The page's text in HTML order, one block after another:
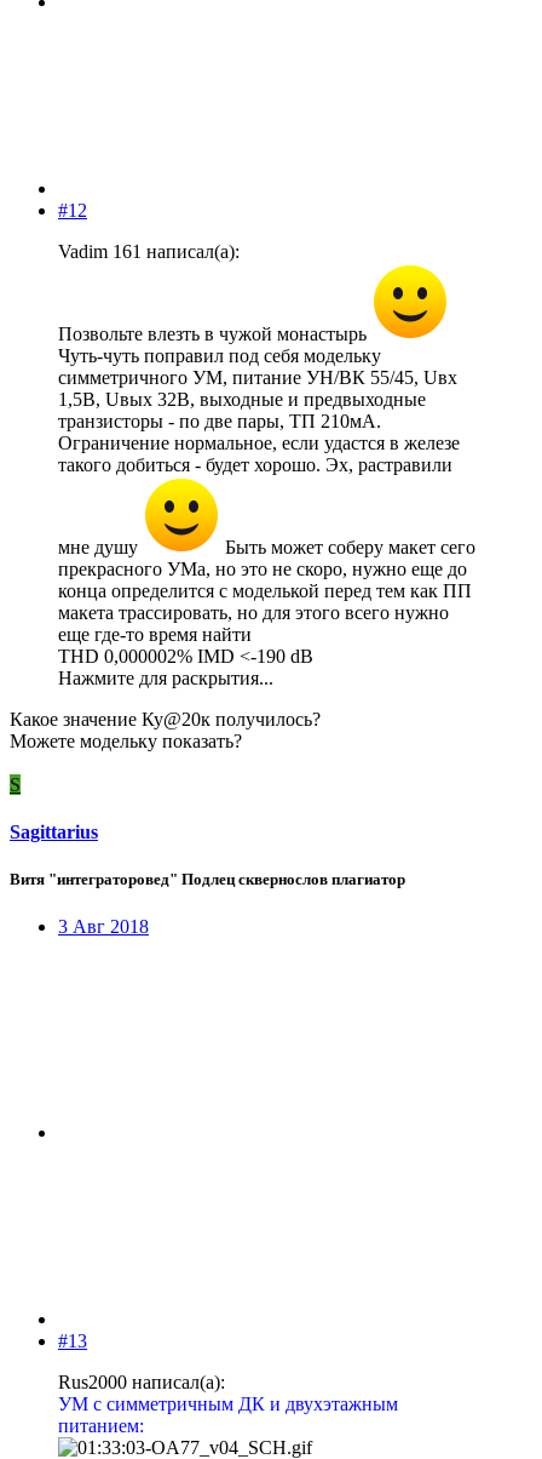
#12
Vadim 161 написал(а):
Позвольте влезть в чужой монастырь
Чуть-чуть поправил под себя модельку
симметричного УМ, питание УН/ВК 55/45, Uвх
1,5В, Uвых 32В, выходные и предвыходные
транзисторы - по две пары, ТП 210мА.
Ограничение нормальное, если удастся в железе
такого добиться - будет хорошо. Эх, растравили
мне душу
Быть может соберу макет сего
прекрасного УМа, но это не скоро, нужно еще до
конца определится с моделькой перед тем как ПП
макета трассировать, но для этого всего нужно
еще где-то время найти
THD 0,000002% IMD <-190 dB
Нажмите для раскрытия...
Какое значение Ку@20к получилось?
Можете модельку показать?
S
Sagittarius
Витя "интеграторовед" Подлец сквернослов плагиатор
3 Авг 2018
#13
Rus2000 написал(а):
УМ с симметричным ДК и двухэтажным
питанием: